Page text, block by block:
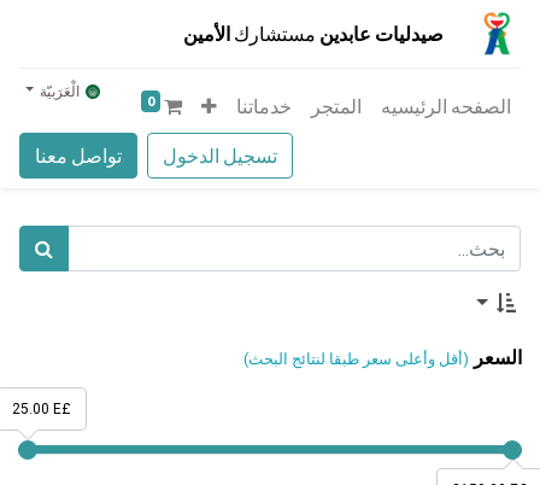
صيدليات عابدين مستشارك الأمين
تسجيل الدخول تواصل معنا
الصفحه الرئيسيه المتجر خدماتنا 0 الْعَرَبيّة
السعر (أقل وأعلى سعر طبقا لنتائج البحث)
25.00 E£